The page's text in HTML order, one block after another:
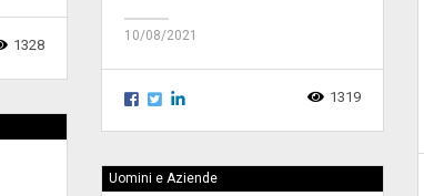
1328
10/08/2021
1319
Uomini e Aziende